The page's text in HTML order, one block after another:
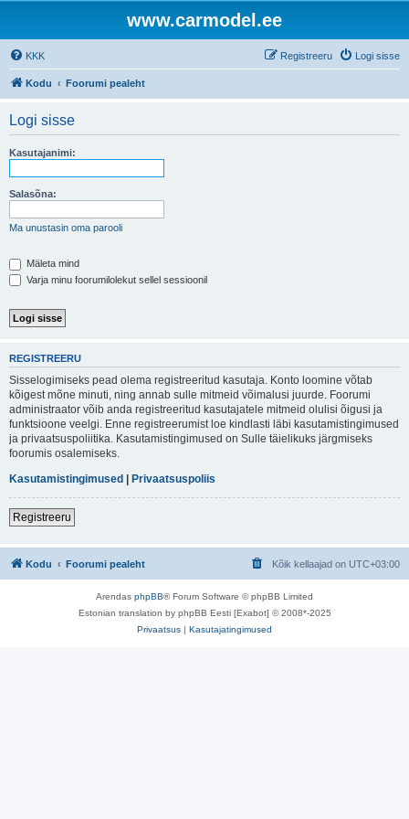
www.carmodel.ee
KKK Logi sisse
Registreeru
Kodu Foorumi pealeht
Logi sisse
Kasutajanimi:
Salasõna:
Ma unustasin oma parooli
Mäleta mind
Varja minu foorumilolekut sellel sessioonil
REGISTREERU
Sisselogimiseks pead olema registreeritud kasutaja. Konto loomine võtab
kõigest mõne minuti, ning annab sulle mitmeid võimalusi juurde. Foorumi
administraator võib anda registreeritud kasutajatele mitmeid olulisi õigusi ja
funktsioone veelgi. Enne registreerumist loe kindlasti läbi kasutamistingimused
ja privaatsuspoliitika. Kasutamistingimused on Sulle täielikuks järgmiseks
foorumis osalemiseks.
Kasutamistingimused | Privaatsuspoliis
Registreeru
Kodu Foorumi pealeht Kõik kellaajad on UTC+03:00
Arendas phpBB® Forum Software © phpBB Limited
Estonian translation by phpBB Eesti [Exabot] © 2008*-2025
Privaatsus | Kasutajatingimused